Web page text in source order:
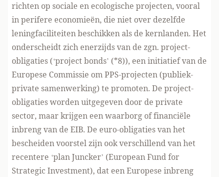
richten op sociale en ecologische projecten, vooral
in perifere economieën, die niet over dezelfde
leningfaciliteiten beschikken als de kernlanden. Het
onderscheidt zich enerzijds van de zgn. project-
obligaties (‘project bonds’ (*8)), een initiatief van de
Europese Commissie om PPS-projecten (publiek-
private samenwerking) te promoten. De project-
obligaties worden uitgegeven door de private
sector, maar krijgen een waarborg of financiële
inbreng van de EIB. De euro-obligaties van het
bescheiden voorstel zijn ook verschillend van het
recentere ‘plan Juncker’ (European Fund for
Strategic Investment), dat een Europese inbreng